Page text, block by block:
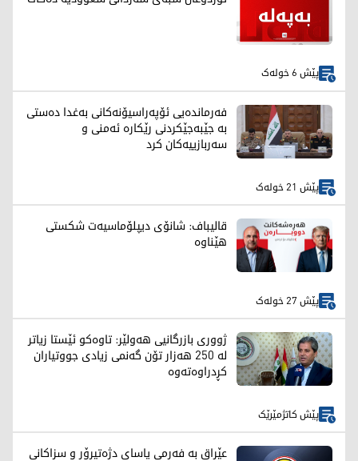
پێش 6 خولەک
فەرماندەیی ئۆپەراسیۆنەکانی بەغدا دەستی
بە جێبەجێکردنی رێکارە ئەمنی و
سەربازییەکان کرد
پێش 21 خولەک
قالیباف: شانۆی دیپلۆماسیەت شکستی
هێناوە
پێش 27 خولەک
ژووری بازرگانیی هەولێر: تاوەکو ئێستا زیاتر
لە 250 هەزار تۆن گەنمی زیادی جووتیاران
کڕدراوەتەوە
پێش کاتژمێرێک
عێراق بە فەرمی یاسای دژەتیرۆر و سزاکانی